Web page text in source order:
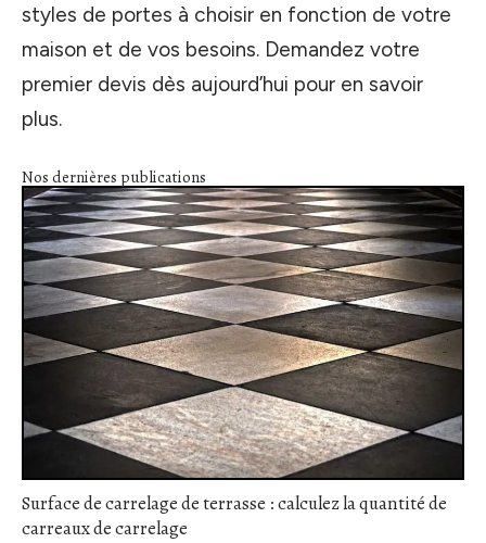
styles de portes à choisir en fonction de votre
maison et de vos besoins. Demandez votre
premier devis dès aujourd’hui pour en savoir
plus.
Nos dernières publications
Surface de carrelage de terrasse : calculez la quantité de
carreaux de carrelage